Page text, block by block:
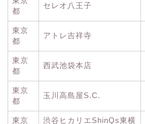
都
セレオ八王子
東京
都
アトレ吉祥寺
東京
都
西武池袋本店
東京
都
玉川高島屋S.C.
東京 渋谷ヒカリエShinQs東横